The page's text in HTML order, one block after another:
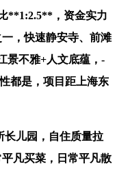
**1:2.5**，资金实力
，快速静安寺、前滩
景不雅+人文底蕴，-
都是，项目距上海东
儿园，自住质量拉
凡买菜，日常平凡散